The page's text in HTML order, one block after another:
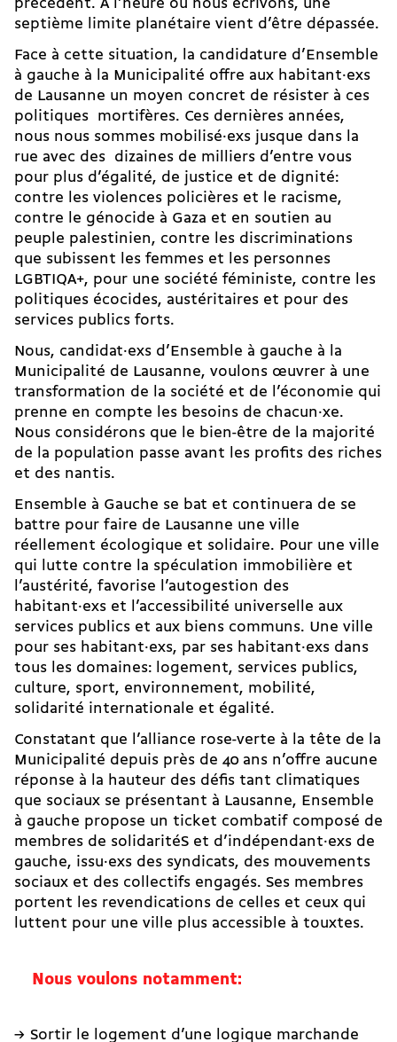
précédent. À l’heure où nous écrivons, une
septième limite planétaire vient d’être dépassée.
Face à cette situation, la candidature d’Ensemble
à gauche à la Municipalité offre aux habitant·exs
de Lausanne un moyen concret de résister à ces
politiques mortifères. Ces dernières années,
nous nous sommes mobilisé·exs jusque dans la
rue avec des dizaines de milliers d’entre vous
pour plus d’égalité, de justice et de dignité:
contre les violences policières et le racisme,
contre le génocide à Gaza et en soutien au
peuple palestinien, contre les discriminations
que subissent les femmes et les personnes
LGBTIQA+, pour une société féministe, contre les
politiques écocides, austéritaires et pour des
services publics forts.
Nous, candidat·exs d’Ensemble à gauche à la
Municipalité de Lausanne, voulons œuvrer à une
transformation de la société et de l’économie qui
prenne en compte les besoins de chacun·xe.
Nous considérons que le bien-être de la majorité
de la population passe avant les profits des riches
et des nantis.
Ensemble à Gauche se bat et continuera de se
battre pour faire de Lausanne une ville
réellement écologique et solidaire. Pour une ville
qui lutte contre la spéculation immobilière et
l’austérité, favorise l’autogestion des
habitant·exs et l’accessibilité universelle aux
services publics et aux biens communs. Une ville
pour ses habitant·exs, par ses habitant·exs dans
tous les domaines: logement, services publics,
culture, sport, environnement, mobilité,
solidarité internationale et égalité.
Constatant que l’alliance rose-verte à la tête de la
Municipalité depuis près de 40 ans n’offre aucune
réponse à la hauteur des défis tant climatiques
que sociaux se présentant à Lausanne, Ensemble
à gauche propose un ticket combatif composé de
membres de solidaritéS et d’indépendant·exs de
gauche, issu·exs des syndicats, des mouvements
sociaux et des collectifs engagés. Ses membres
portent les revendications de celles et ceux qui
luttent pour une ville plus accessible à touxtes.
Nous voulons notamment:
Sortir le logement d’une logique marchande